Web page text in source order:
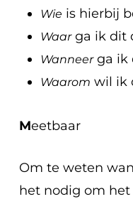
Wie is hierbij
Waarga ik dit
Wanneerga ik
Waarom wil ik
Meetbaar
Om te weten
het nodig om